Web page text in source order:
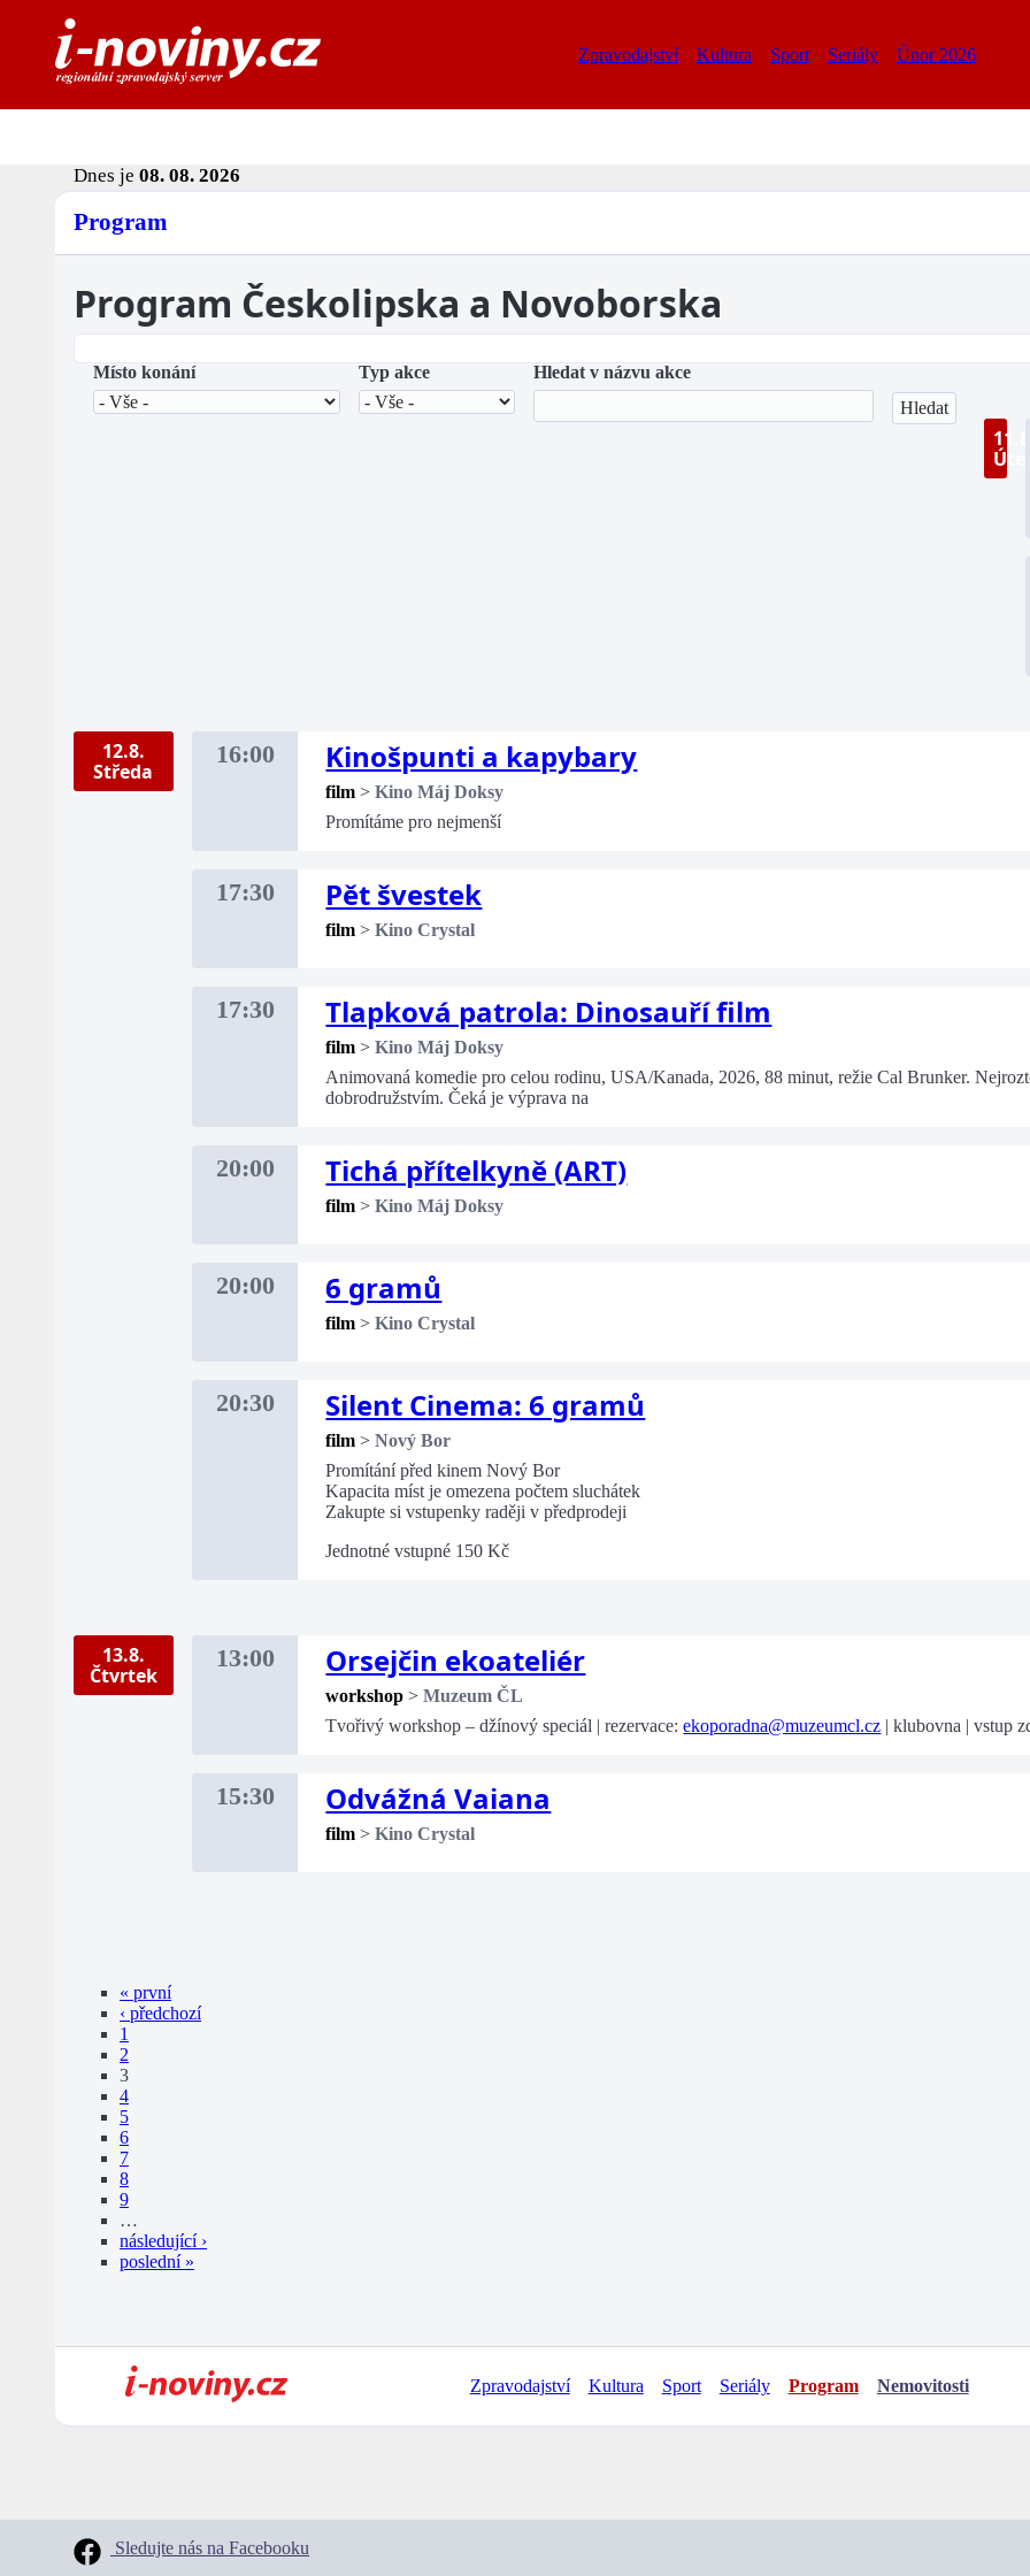
Zpravodajství Kultura Sport Seriály Únor 2026
Dnes je 08. 08. 2026
Program
Program Českolipska a Novoborska
Místo konání Typ akce Hledat v názvu akce
11.8.
Úterý
12.8.
Středa
16:00 Kinošpunti a kapybary
film >Kino Máj Doksy
Promítáme pro nejmenší
17:30 Pět švestek
film >Kino Crystal
17:30 Tlapková patrola: Dinosauří film
film >Kino Máj Doksy
Animovaná komedie pro celou rodinu, USA/Kanada, 2026, 88 minut, režie Cal Brunker.
dobrodružstvím. Čeká je výprava na
20:00 Tichá přítelkyně (ART)
film >Kino Máj Doksy
20:00 6 gramů
film >Kino Crystal
20:30 Silent Cinema: 6 gramů
film >Nový Bor
Promítání před kinem Nový Bor
Kapacita míst je omezena počtem sluchátek
Zakupte si vstupenky raději v předprodeji
Jednotné vstupné 150 Kč
13.8.
Čtvrtek
13:00 Orsejčin ekoateliér
workshop >Muzeum ČL
Tvořivý workshop – džínový speciál | rezervace:ekoporadna@muzeumcl.cz | klubovna | vstup
15:30 Odvážná Vaiana
film >Kino Crystal
« první
‹ předchozí
1
2
3
4
5
6
7
8
9
…
následující ›
poslední »
Zpravodajství Kultura Sport Seriály Program Nemovitosti
Sledujte nás na Facebooku